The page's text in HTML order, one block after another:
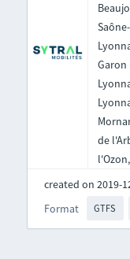
Garon
de
created on 2019-
Format
GTFS